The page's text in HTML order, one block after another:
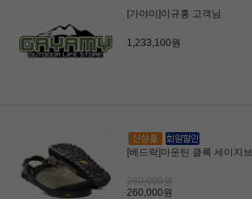
[가야미]이규홍 고객님
1,233,100원
[베드락]마운틴 클록 세이지
260,000원
260,000원